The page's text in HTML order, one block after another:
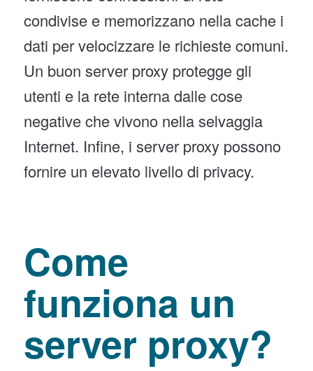
condivise e memorizzano nella cache i
dati per velocizzare le richieste comuni.
Un buon server proxy protegge gli
utenti e la rete interna dalle cose
negative che vivono nella selvaggia
Internet. Infine, i server proxy possono
fornire un elevato livello di privacy.
Come
funziona un
server proxy?